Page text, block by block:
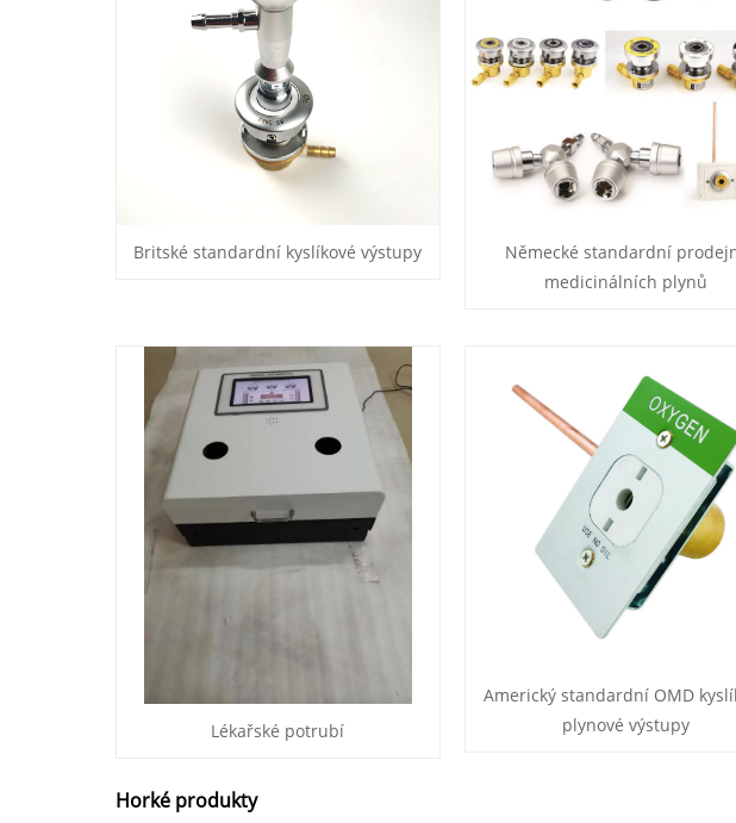
Britské standardní kyslíkové výstupy
Německé standardní
medicinálních plynů
Lékařské potrubí
Americký standardní OMD
plynové výstupy
Horké produkty